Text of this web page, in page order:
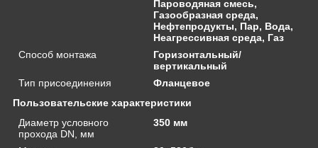
Пароводяная смесь,
Газообразная среда,
Нефтепродукты, Пар, Вода,
Неагрессивная среда, Газ
Способ монтажа
Горизонтальный/
вертикальный
Тип присоединения
Фланцевое
Пользовательские характеристики
Диаметр условного
прохода DN, мм
350 мм